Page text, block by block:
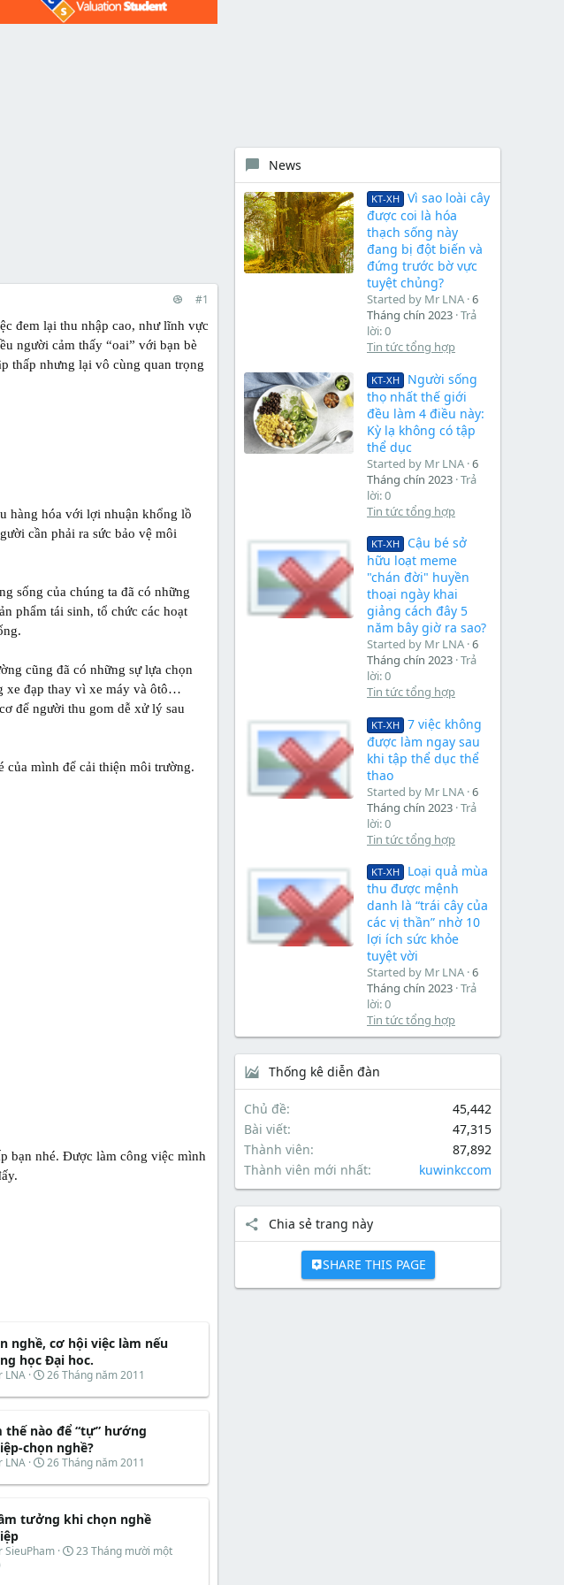
#1
đem lại thu nhập cao, như lĩnh vực
người cảm thấy “oai” với bạn bè
thấp nhưng lại vô cùng quan trọng
hàng hóa với lợi nhuận khổng lồ
cần phải ra sức bảo vệ môi
sống của chúng ta đã có những
phẩm tái sinh, tổ chức các hoạt
cũng đã có những sự lựa chọn
xe đạp thay vì xe máy và ôtô…
để người thu gom dễ xử lý sau
của mình để cải thiện môi trường.
bạn nhé. Được làm công việc mình
nghề, cơ hội việc làm nếu
học Đại hoc.
LNA
N
à
b
ắ
t
ầ
26 Tháng năm 2011
thế nào để “tự” hướng
chọn nghề?
LNA
N
à
b
t
26 Tháng năm 2011
tưởng khi chọn nghề
SieuPham
N
23 Tháng mười một
News
KT-XH
Vì sao loài cây
được coi là hóa
thạch sống này
đang bị đột biến và
đứng trước bờ vực
tuyệt chủng?
Started by Mr LNA 6
Tháng chín 2023 Trả
lời: 0
Tin tức tổng hợp
KT-XH
Người sống
thọ nhất thế giới
đều làm 4 điều này:
Kỳ lạ không có tập
thể dục
Started by Mr LNA 6
Tháng chín 2023 Trả
lời: 0
Tin tức tổng hợp
KT-XH
Cậu bé sở
hữu loạt meme
"chán đời" huyền
thoại ngày khai
giảng cách đây 5
năm bây giờ ra sao?
Started by Mr LNA 6
Tháng chín 2023 Trả
lời: 0
Tin tức tổng hợp
KT-XH
7 việc không
được làm ngay sau
khi tập thể dục thể
thao
Started by Mr LNA 6
Tháng chín 2023 Trả
lời: 0
Tin tức tổng hợp
KT-XH
Loại quả mùa
thu được mệnh
danh là “trái cây của
các vị thần” nhờ 10
lợi ích sức khỏe
tuyệt vời
Started by Mr LNA 6
Tháng chín 2023 Trả
lời: 0
Tin tức tổng hợp
Thống kê diễn đàn
Chủ đề
45,442
Bài viết
47,315
Thành viên
87,892
Thành viên mới nhất
kuwinkccom
Chia sẻ trang này
SHARE THIS PAGE